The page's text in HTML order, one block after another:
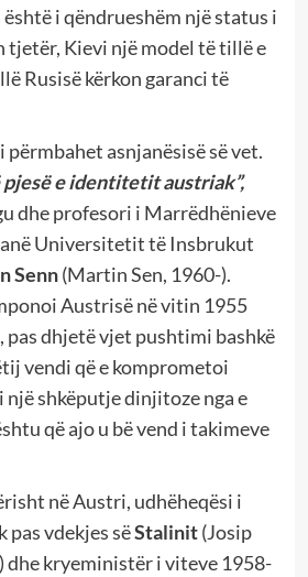
i qëndrueshëm një status i
tjetër, Kievi një model të tillë e
Rusisë kërkon garanci të
asnjanësisë së vet.
pjesë e identitetit austriak”,
dhe profesori i Marrëdhënieve
Universitetit të Insbrukut
Senn(Martin Sen, 1960-).
Austrisë në vitin 1955
dhjetë vjet pushtimi bashkë
vendi që e komprometoi
shkëputje dinjitoze nga e
që ajo u bë vend i takimeve
në Austri, udhëheqësi i
vdekjes sëStalinit(Josip
dhe kryeministër i viteve 1958-